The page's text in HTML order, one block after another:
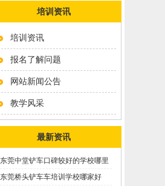
培训资讯
培训资讯
报名了解问题
网站新闻公告
教学风采
最新资讯
东莞中堂铲车口碑较好的学校哪里
有？
东莞桥头铲车车培训学校哪家好